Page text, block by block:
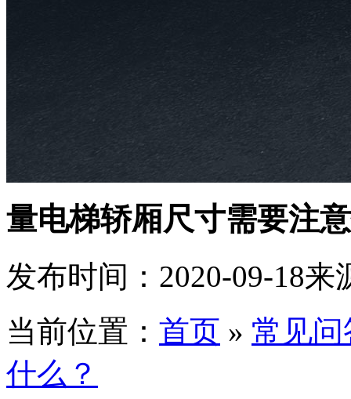
量电梯轿厢尺寸需要注
发布时间：2020-09-18来
当前位置： 首页 » 常见问
什么？